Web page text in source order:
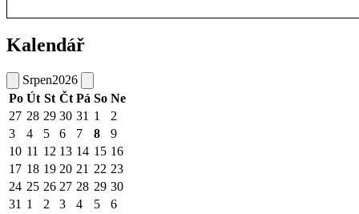
Kalendář
Srpen2026
Po Út St Čt Pá So Ne
27 28 29 30 31 1
2
3
4 5 6 7 8
9
10 11 12 13 14 15 16
17 18 19 20 21 22 23
24 25 26 27 28 29 30
31 1 2 3 4 5 6